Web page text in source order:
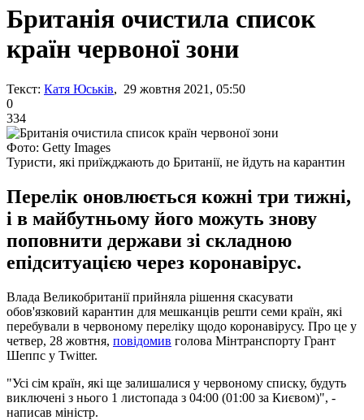
Британія очистила список
країн червоної зони
Текст: Катя Юськів, 29 жовтня 2021, 05:50
0
334
Фото: Getty Images
Туристи, які приїжджають до Британії, не йдуть на карантин
Перелік оновлюється кожні три тижні,
і в майбутньому його можуть знову
поповнити держави зі складною
епідситуацією через коронавірус.
Влада Великобританії прийняла рішення скасувати
обов'язковий карантин для мешканців решти семи країн, які
перебували в червоному переліку щодо коронавірусу. Про це у
четвер, 28 жовтня, повідомив голова Мінтранспорту Грант
Шеппс у Twitter.
"Усі сім країн, які ще залишалися у червоному списку, будуть
виключені з нього 1 листопада з 04:00 (01:00 за Києвом)", -
написав міністр.